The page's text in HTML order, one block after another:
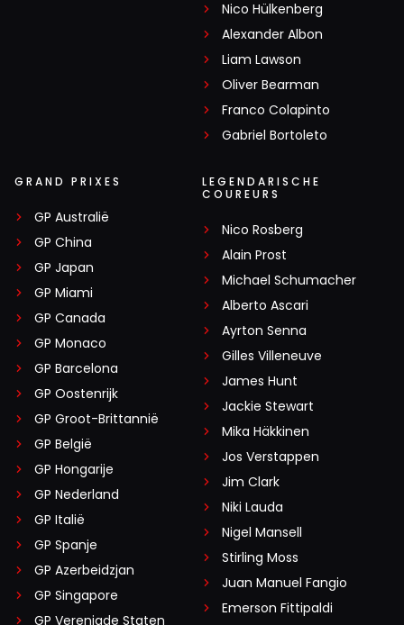
Nico Hülkenberg
Alexander Albon
Liam Lawson
Oliver Bearman
Franco Colapinto
Gabriel Bortoleto
GRAND PRIXES
GP Australië
GP China
GP Japan
GP Miami
GP Canada
GP Monaco
GP Barcelona
GP Oostenrijk
GP Groot-Brittannië
GP België
GP Hongarije
GP Nederland
GP Italië
GP Spanje
GP Azerbeidzjan
GP Singapore
GP Verenigde Staten
LEGENDARISCHE
COUREURS
Nico Rosberg
Alain Prost
Michael Schumacher
Alberto Ascari
Ayrton Senna
Gilles Villeneuve
James Hunt
Jackie Stewart
Mika Häkkinen
Jos Verstappen
Jim Clark
Niki Lauda
Nigel Mansell
Stirling Moss
Juan Manuel Fangio
Emerson Fittipaldi